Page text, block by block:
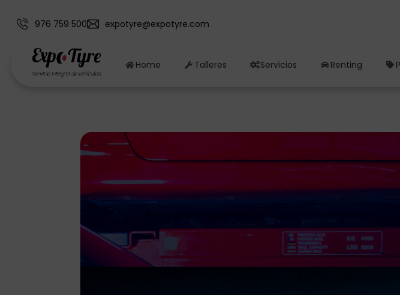
976 759 500 expotyre@expotyre.com
Home Talleres Servicios Renting